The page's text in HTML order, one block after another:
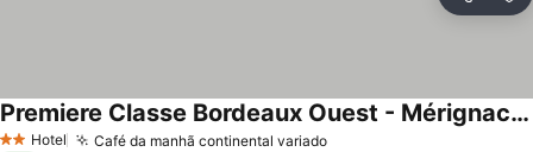
2 Estrelas
Hotel Café da manhã continental variado
Premiere Classe Bordeaux Ouest - Mérignac Aéroport